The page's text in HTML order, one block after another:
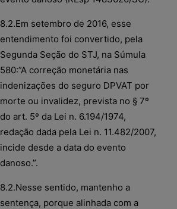
8.2.Em setembro de 2016, esse
entendimento foi convertido, pela
Segunda Seção do STJ, na Súmula
580:”A correção monetária nas
indenizações do seguro DPVAT por
morte ou invalidez, prevista no § 7º
do art. 5º da Lei n. 6.194/1974,
redação dada pela Lei n. 11.482/2007,
incide desde a data do evento
danoso.”.
8.2.Nesse sentido, mantenho a
sentença, porque alinhada com a